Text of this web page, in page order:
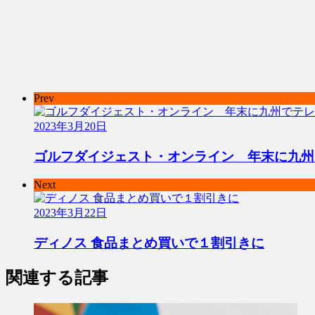
Prev
2023年3月20日
ゴルフダイジェスト・オンライン 年末に九
Next
2023年3月22日
ディノス 食品まとめ買いで１割引きに
関連する記事